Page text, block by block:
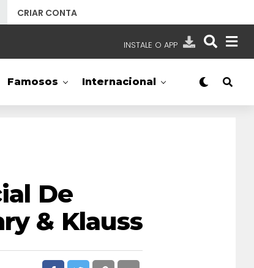
CRIAR CONTA
INSTALE O APP
NOSSAS REDES APP TV SBT
Famosos Internacional
De
& Klauss